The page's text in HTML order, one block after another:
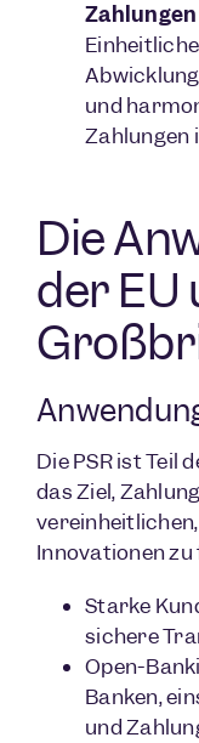
Zahlungen
und
Zahlungen
Die
der EU
Die PSR ist Teil
das Ziel,
Innovationen
Starke
sichere
Open-
Banken,
und